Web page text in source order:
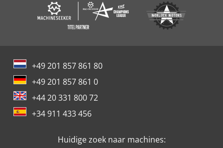
+49 201 857 861 80
+49 201 857 861 0
+44 20 331 800 72
+34 911 433 456
Huidige zoek naar machines: